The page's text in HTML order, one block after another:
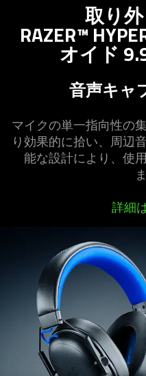
取り
RAZER™
オイド
音声キャ
マイクの単一指向性の
り効果的に拾い、周辺
能な設計により、使
詳細